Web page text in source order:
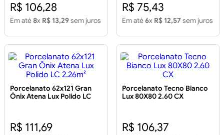
R$ 106,28
Em até8x R$ 13,29sem juros
R$ 75,43
Em até6x R$ 12,57 sem juros
Porcelanato 62x121 Gran
Ônix Atena Lux Polido LC
R$ 111,69
Porcelanato Tecno Bianco
Lux 80X80 2.60 CX
R$ 106,37